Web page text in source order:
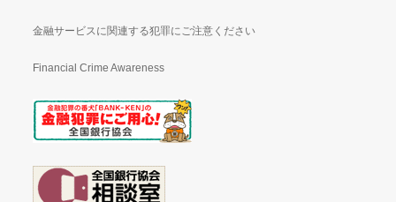
金融サービスに関連する犯罪にご注意ください
Financial Crime Awareness